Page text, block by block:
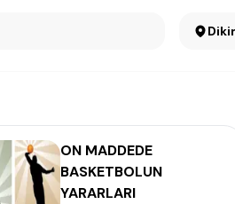
ON MADDEDE
BASKETBOLUN
YARARLARI